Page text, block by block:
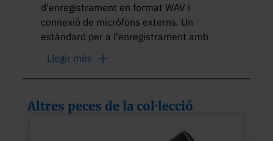
d'enregistrament en format WAV i
connexió de micròfons externs. Un
estàndard per a l'enregistrament amb
finalitats de recerca en fonètica durant
anys.
Llegir més
Altres peces de la col·lecció